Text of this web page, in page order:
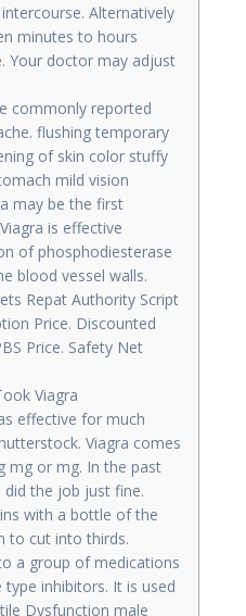
Alternatively
minutes to hours
Your doctor may adjust
commonly reported
flushing temporary
of skin color stuffy
mild vision
may be the first
is effective
of phosphodiesterase
blood vessel walls.
Repat Authority Script
Price. Discounted
Price. Safety Net
Viagra
effective for much
Viagra comes
mg or mg. In the past
the job just fine.
with a bottle of the
to cut into thirds.
a group of medications
inhibitors. It is used
Dysfunction male